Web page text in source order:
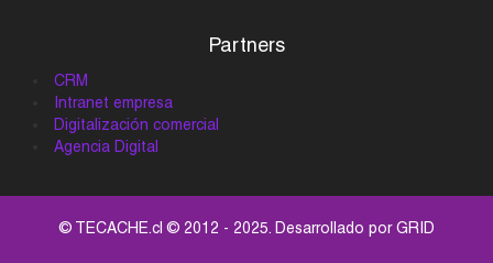
Partners
CRM
Intranet empresa
Digitalización comercial
Agencia Digital
© TECACHE.cl © 2012 - 2025. Desarrollado porGRID